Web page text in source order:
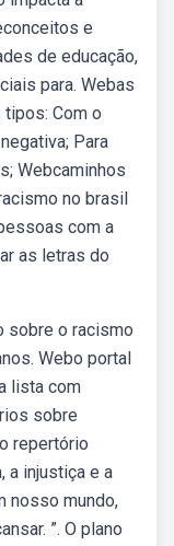
e
de educação,
para. Webas
Com o
Para
Webcaminhos
no brasil
com a
as letras do
sobre o racismo
Webo portal
lista com
sobre
repertório
a injustiça e a
nosso mundo,
”. O plano